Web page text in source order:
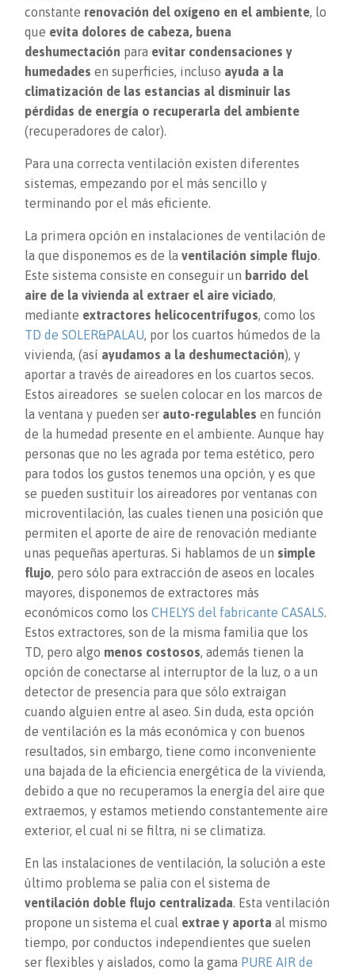
constante renovación del oxígeno en el ambiente, lo
que evita dolores de cabeza, buena
deshumectación para evitar condensaciones y
humedades en superficies, incluso ayuda a la
climatización de las estancias al disminuir las
pérdidas de energía o recuperarla del ambiente
(recuperadores de calor).
Para una correcta ventilación existen diferentes
sistemas, empezando por el más sencillo y
terminando por el más eficiente.
La primera opción en instalaciones de ventilación de
la que disponemos es de laventilación simple flujo.
Este sistema consiste en conseguir un barrido del
aire de la vivienda al extraer el aire viciado,
mediante extractores helicocentrífugos, como los
TD de SOLER&PALAU, por los cuartos húmedos de la
vivienda, (así ayudamos a la deshumectación), y
aportar a través de aireadores en los cuartos secos.
Estos aireadores se suelen colocar en los marcos de
la ventana y pueden ser auto-regulables en función
de la humedad presente en el ambiente. Aunque hay
personas que no les agrada por tema estético, pero
para todos los gustos tenemos una opción, y es que
se pueden sustituir los aireadores por ventanas con
microventilación, las cuales tienen una posición que
permiten el aporte de aire de renovación mediante
unas pequeñas aperturas. Si hablamos de un simple
flujo, pero sólo para extracción de aseos en locales
mayores, disponemos de extractores más
económicos como losCHELYS del fabricante CASALS.
Estos extractores, son de la misma familia que los
TD, pero algo menos costosos, además tienen la
opción de conectarse al interruptor de la luz, o a un
detector de presencia para que sólo extraigan
cuando alguien entre al aseo. Sin duda, esta opción
de ventilación es la más económica y con buenos
resultados, sin embargo, tiene como inconveniente
una bajada de la eficiencia energética de la vivienda,
debido a que no recuperamos la energía del aire que
extraemos, y estamos metiendo constantemente aire
exterior, el cual ni se filtra, ni se climatiza.
En las instalaciones de ventilación, la solución a este
último problema se palia con el sistema de
ventilación doble flujo centralizada. Esta ventilación
propone un sistema el cual extrae y aporta al mismo
tiempo, por conductos independientes que suelen
ser flexibles y aislados, como la gama PURE AIR de